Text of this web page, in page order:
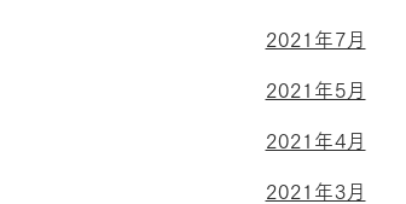
2021年7月
2021年5月
2021年4月
2021年3月